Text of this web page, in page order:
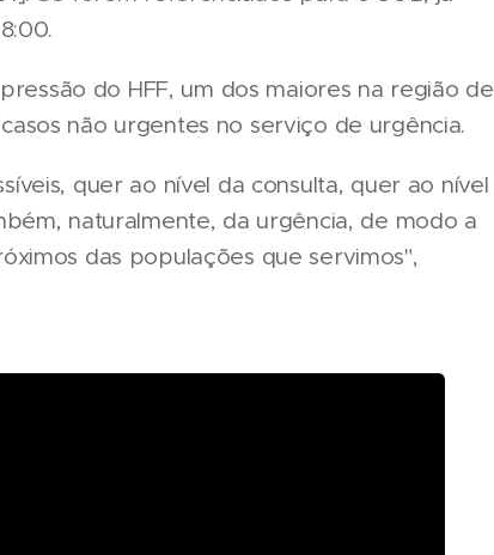
do HFF, um dos maiores na região de
não urgentes no serviço de urgência.
quer ao nível da consulta, quer ao nível
naturalmente, da urgência, de modo a
das populações que servimos",